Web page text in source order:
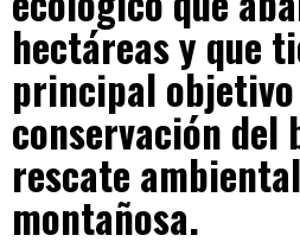
hectáreas y que
principal
conservación del
rescate
montañosa.